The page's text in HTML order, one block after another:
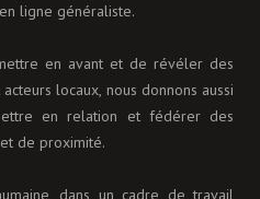
ligne généraliste.
en avant et de révéler des
locaux, nous donnons aussi
en relation et fédérer des
de proximité.
dans un cadre de travail